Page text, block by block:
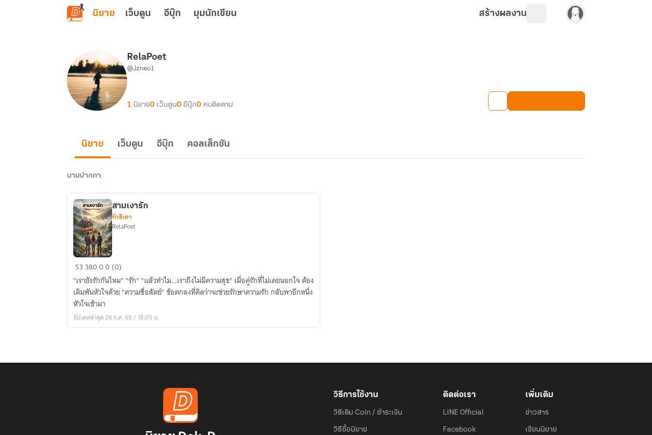
ข้ามไปยังเนื้อหาหลัก
นิยาย เว็บตูน อีบุ๊ก มุมนักเขียน สร้างผลงาน
RelaPoet
@Jzneo1
1 นิยาย0 เว็บตูน0 อีบุ๊ก0 คนติดตาม
นิยาย เว็บตูน อีบุ๊ก คอลเล็กชัน
นามปากกา
สามเงา
สามเงารัก
รักสีเทา
RelaPoet
53 38000 (0)
"เรายังรักกันไหม" "รัก" "แล้วทำไม...เราถึงไม่มีความสุข" เมื่อคู่รักที่ไม่เคยนอกใจ ต้อง
เดิมพันหัวใจด้วย "ความซื่อสัตย์" ข้อตกลงที่คิดว่าจะช่วยรักษาความรัก กลับพาอีกหนึ่ง
หัวใจเข้ามา
อัปเดตล่าสุด 26 ก.ค. 69 / 18:05 น.
วิธีการใช้งาน
วิธีเติม Coin / ชำระเงิน
วิธีซื้อนิยาย
ติดต่อเรา
LINE Official
Facebook
เพิ่มเติม
ข่าวสาร
เขียนนิยาย